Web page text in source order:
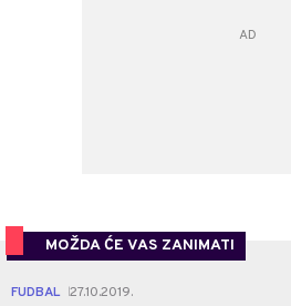
MOŽDA ĆE VAS ZANIMATI
FUDBAL 27.10.2019.